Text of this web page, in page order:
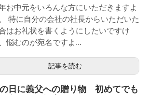
お中元をいろんな方にいただきますよ
特に自分の会社の社長からいただいた
はお礼状を書くようにしたいですけ
悩むのが宛名ですよ...
記事を読む
日に義父への贈り物 初めてでも